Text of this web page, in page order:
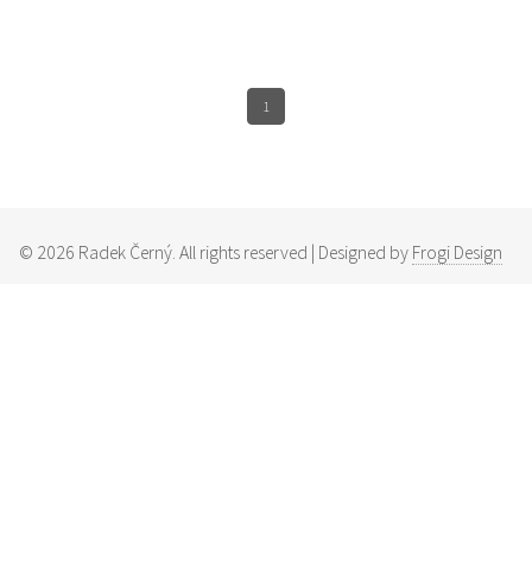
1
© 2026 Radek Černý. All rights reserved | Designed by Frogi Design